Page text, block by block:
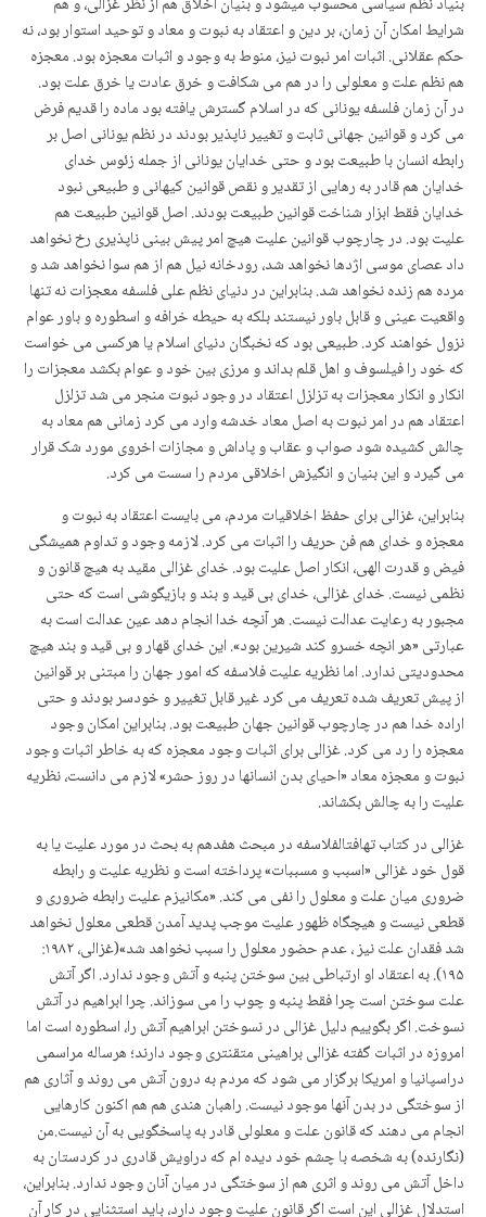
شرایط امکان آن­ زمان، بر دین و اعتقاد به نبوت و معاد و توحید استوار بود، نه
حکم عقلانی. اثبات امر نبوت نیز، منوط به وجود و اثبات معجزه بود. معجزه
هم نظم علت و معلولی را در هم می شکافت و خرق عادت یا خرق علت بود.
در آن زمان فلسفه یونانی که در اسلام گسترش یافته بود ماده را قدیم فرض
می کرد و قوانین جهانی ثابت و تغییر ناپذیر بودند در نظم یونانی اصل بر
رابطه انسان با طبیعت بود و حتی خدایان یونانی از جمله زئوس خدای
خدایان هم قادر به رهایی از تقدیر و نقص قوانین کیهانی و طبیعی نبود
خدایان فقط ابزار شناخت قوانین طبیعت بودند. اصل قوانین طبیعت هم
علیت بود. در چارچوب قوانین علیت هیچ امر پیش بینی ناپذیری رخ نخواهد
داد عصای موسی اژدها نخواهد شد، رودخانه نیل هم از هم سوا نخواهد شد و
مرده هم زنده نخواهد شد. بنابراین در دنیای نظم علی فلسفه معجزات نه تنها
واقعیت عینی و قابل باور نیستند بلکه به حیطه خرافه و اسطوره و باور عوام
نزول خواهند کرد. طبیعی بود که نخبگان دنیای اسلام یا هرکسی می خواست
که خود را فیلسوف و اهل قلم بداند و مرزی بین خود و عوام بکشد معجزات را
انکار و انکار معجزات به تزلزل اعتقاد در وجود نبوت منجر می شد تزلزل
اعتقاد هم در امر نبوت به اصل معاد خدشه وارد می کرد زمانی هم معاد به
چالش کشیده شود صواب و عقاب و پاداش و مجازات اخروی مورد شک قرار
می گیرد و این بنیان و انگیزش اخلاقی مردم را سست می کرد.
بنابراین، غزالی برای حفظ اخلاقیات مردم، می بایست اعتقاد به نبوت و
معجزه و خدای هم فن حریف را اثبات می کرد. لازمه وجود و تداوم همیشگی
فیض و قدرت الهی، انکار اصل علیت بود. خدای غزالی مقید به هیچ قانون و
نظمی نیست. خدای غزالی، خدای بی قید و بند و بازیگوشی است که حتی
مجبور به رعایت عدالت نیست. هر آن­چه خدا انجام دهد عین عدالت است به
عبارتی «هر انچه خسرو کند شیرین بود». این خدای قهار و بی قید و بند هیچ
محدودیتی ندارد. اما نظریه علیت فلاسفه که امور جهان را مبتنی بر قوانین
از پیش تعریف شده تعریف می کرد غیر قابل تغییر و خودسر بودند و حتی
اراده خدا هم در چارچوب قوانین جهان طبیعت بود. بنابراین امکان وجود
معجزه را رد می کرد. غزالی برای اثبات وجود معجزه که به خاطر اثبات وجود
نبوت و معجزه معاد «احیای بدن انسانها در روز حشر» لازم می دانست، نظریه
علیت را به چالش بکشاند.
غزالی در کتاب تهافت­الفلاسفه در مبحث هفدهم به بحث در مورد علیت یا به
قول خود غزالی «اسبب و مسببات» پرداخته است و نظریه علیت و رابطه
ضروری میان علت و معلول را نفی می کند. «مکانیزم علیت رابطه ضروری و
قطعی نیست و هیچگاه ظهور علیت موجب پدید آمدن قطعی معلول نخواهد
شد فقدان علت نیز ، عدم حضور معلول را سبب نخواهد شد»(غزالی، ۱۹۸۲:
۱۹۵). به اعتقاد او ارتباطی بین سوختن پنبه و آتش وجود ندارد. اگر آتش
علت سوختن است چرا فقط پنبه و چوب را می سوزاند. چرا ابراهیم در آتش
نسوخت. اگر بگوییم دلیل غزالی در نسوختن ابراهیم آتش را، اسطوره است اما
امروزه در اثبات گفته غزالی براهینی متقنتری وجود دارند؛ هرساله مراسمی
دراسپانیا و امریکا برگزار می شود که مردم به درون آتش می روند و آثاری هم
از سوختگی در بدن آنها موجود نیست. راهبان هندی هم هم اکنون کارهایی
انجام می دهند که قانون علت و معلولی قادر به پاسخگویی به آن نیست.من
(نگارنده) به شخصه با چشم خود دیده ام که دراویش قادری در کردستان به
داخل آتش می روند و اثری هم از سوختگی در میان آنان وجود ندارد. بنابراین،
استدلال غزالی این است اگر قانون علیت وجود دارد، باید استثنایی در کار آن